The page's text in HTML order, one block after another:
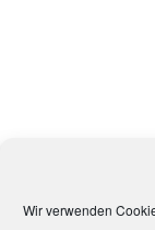
Wir verwenden